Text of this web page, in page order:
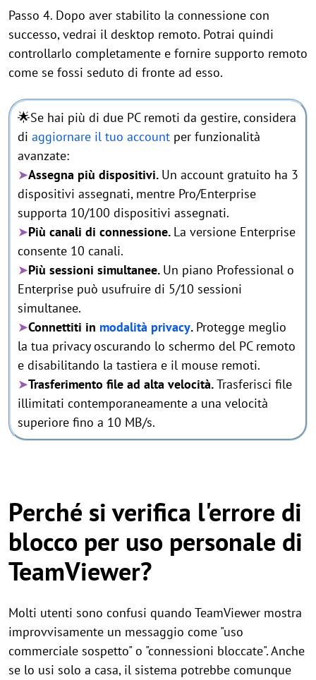
Passo 4. Dopo aver stabilito la connessione con
successo, vedrai il desktop remoto. Potrai quindi
controllarlo completamente e fornire supporto remoto
come se fossi seduto di fronte ad esso.
🌟Se hai più di due PC remoti da gestire, considera
di aggiornare il tuo account per funzionalità
avanzate:
➤Assegna più dispositivi. Un account gratuito ha 3
dispositivi assegnati, mentre Pro/Enterprise
supporta 10/100 dispositivi assegnati.
➤Più canali di connessione. La versione Enterprise
consente 10 canali.
➤Più sessioni simultanee. Un piano Professional o
Enterprise può usufruire di 5/10 sessioni
simultanee.
➤Connettiti in modalità privacy. Protegge meglio
la tua privacy oscurando lo schermo del PC remoto
e disabilitando la tastiera e il mouse remoti.
➤Trasferimento file ad alta velocità.Trasferisci file
illimitati contemporaneamente a una velocità
superiore fino a 10 MB/s.
Perché si verifica l'errore di
blocco per uso personale di
TeamViewer?
Molti utenti sono confusi quando TeamViewer mostra
improvvisamente un messaggio come "uso
commerciale sospetto" o "connessioni bloccate". Anche
se lo usi solo a casa, il sistema potrebbe comunque